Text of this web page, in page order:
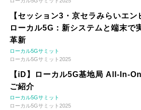
【セッション3・京セラみらいエ
ローカル5G：新システムと端末で
革新
ローカル5Gサミット
ローカル5Gサミット2025
【iD】ローカル5G基地局 All-In-
ご紹介
ローカル5Gサミット
ローカル5Gサミット2025